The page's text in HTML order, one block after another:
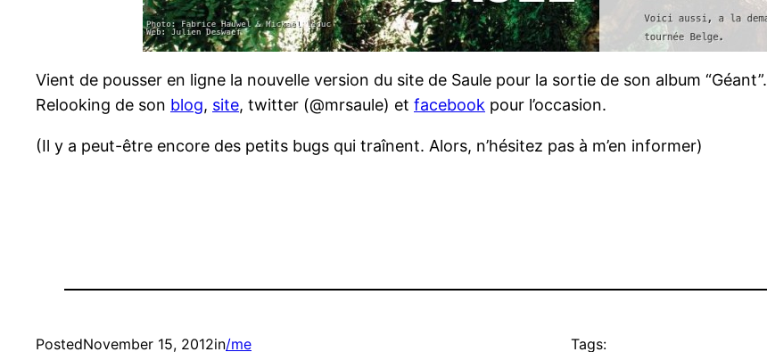
Vient de pousser en ligne la nouvelle version du site de Saule pour la sortie de son album “Géant”.
Relooking de son blog, site, twitter (@mrsaule) et facebook pour l’occasion.
(Il y a peut-être encore des petits bugs qui traînent. Alors, n’hésitez pas à m’en informer)
PostedNovember 15, 2012in/me Tags: